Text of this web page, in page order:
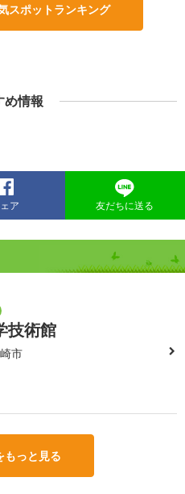
スポットランキング
め情報
ア 友だちに送る
技術館
市
もっと見る